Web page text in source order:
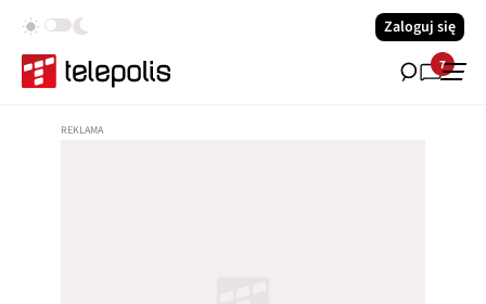
Zaloguj się
7